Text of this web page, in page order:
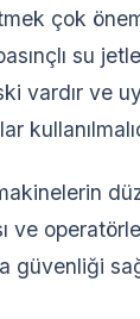
çok
su
vardır ve
ve
güvenliği